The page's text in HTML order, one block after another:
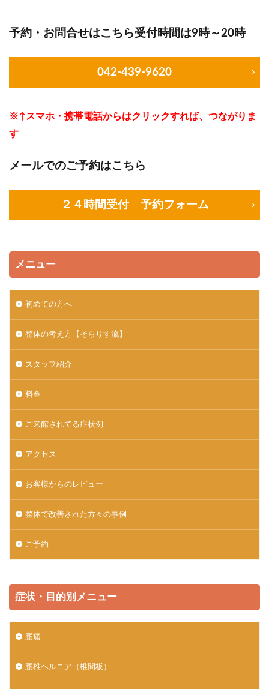
予約・お問合せはこちら受付時間は9時～20時
042-439-9620
※↑スマホ・携帯電話からはクリックすれば、つながりま
す
メールでのご予約はこちら
２４時間受付 予約フォーム
メニュー
初めての方へ
整体の考え方【そらりす流】
スタッフ紹介
料金
ご来館されてる症状例
アクセス
お客様からのレビュー
整体で改善された方々の事例
ご予約
症状・目的別メニュー
腰痛
腰椎ヘルニア（椎間板）